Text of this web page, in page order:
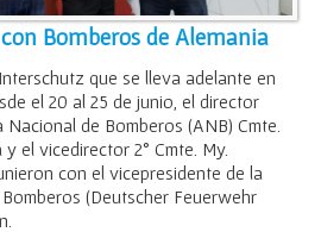
Bomberos de Alemania
que se lleva adelante en
el 20 al 25 de junio, el director
de Bomberos (ANB) Cmte.
el vicedirector 2° Cmte. My.
con el vicepresidente de la
(Deutscher Feuerwehr